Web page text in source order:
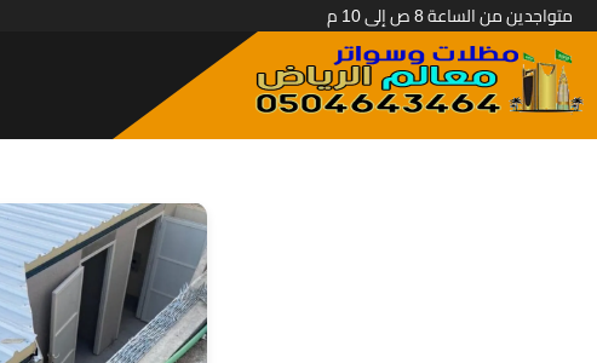
متواجدين من الساعة 8 ص إلى 10 م